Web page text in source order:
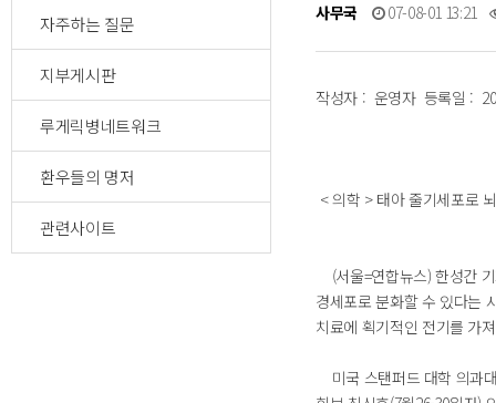
자주하는 질문
지부게시판
루게릭병네트워크
환우들의 명저
관련사이트
사무국 07-08-01 13:21
작성자 : 운영자 등록일 :
< 의학 > 태아 줄기세포로
(서울=연합뉴스) 한성간
경세포로 분화할 수 있다는
치료에 획기적인 전기를 가
미국 스탠퍼드 대학 의과